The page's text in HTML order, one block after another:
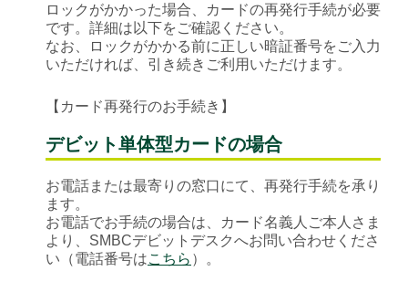
ロックがかかった場合、カードの再発行手続が必要
です。詳細は以下をご確認ください。
なお、ロックがかかる前に正しい暗証番号をご入力
いただければ、引き続きご利用いただけます。
【カード再発行のお手続き】
デビット単体型カードの場合
お電話または最寄りの窓口にて、再発行手続を承り
ます。
お電話でお手続の場合は、カード名義人ご本人さま
より、SMBCデビットデスクへお問い合わせくださ
い（電話番号はこちら ）。